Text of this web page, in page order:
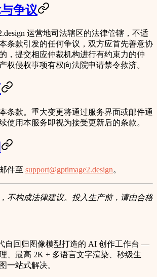
争议
运营地司法辖区的法律管辖，不适
条款引发的任何争议，双方应首先善意协
，提交相应仲裁机构进行有约束力的仲
权侵权事项有权向法院申请禁令救济。
条款。重大变更将通过服务界面或邮件通
使用本服务即视为接受更新后的条款。
件至 support@gptimage2.design。
不构成法律建议。投入生产前，请由合格
自回归图像模型打造的 AI 创作工作台 —
、最高 2K + 多语言文字渲染、秒级生
一站式解决。